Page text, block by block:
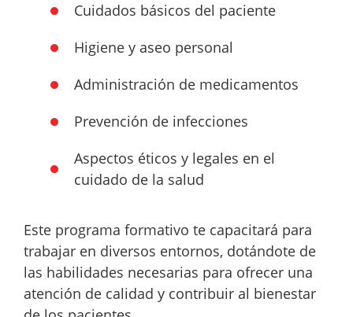
Cuidados básicos del paciente
Higiene y aseo personal
Administración de medicamentos
Prevención de infecciones
Aspectos éticos y legales en el
cuidado de la salud
Este programa formativo te capacitará para
trabajar en diversos entornos, dotándote de
las habilidades necesarias para ofrecer una
atención de calidad y contribuir al bienestar